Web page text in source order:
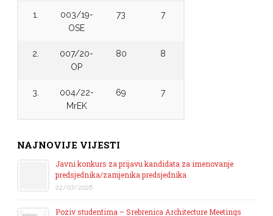
1.
003/19-
OSE
73 7
2.
007/20-
OP
80 8
3.
004/22-
MrEK
69 7
NAJNOVIJE VIJESTI
Javni konkurs za prijavu kandidata za imenovanje
predsjednika/zamjenika predsjednika
22/07/2026
Poziv studentima – Srebrenica Architecture Meetings